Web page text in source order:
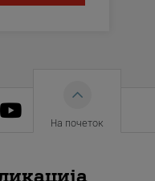
На почеток